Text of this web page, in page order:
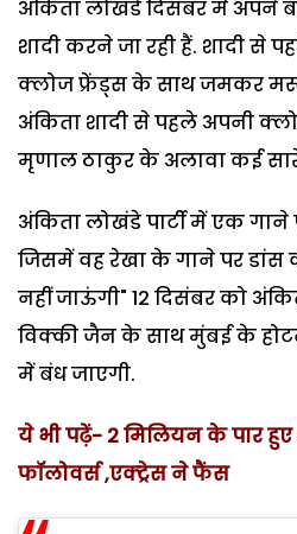
अंकिता लोखंडे दिसंबर में अपने
शादी करने जा रही हैं. शादी से
क्लोज फ्रेंड्स के साथ जमकर
अंकिता शादी से पहले अपनी
मृणाल ठाकुर के अलावा कई
अंकिता लोखंडे पार्टी में एक
जिसमें वह रेखा के गाने पर डांस
नहीं जाऊंगी" 12 दिसंबर को
विक्की जैन के साथ मुंबई के
में बंध जाएगी.
ये भी पढ़ें- 2 मिलियन के पार
फॉलोवर्स ,एक्ट्रेस ने फैंस